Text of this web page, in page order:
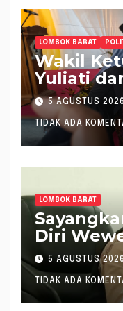
LOMBOK BARAT
Wakil
Yuliati
Golkar
Bantuan
5 AGUSTUS 2026
TIDAK ADA
LOMBOK BARAT
Diri
Lobar
Selama
5 AGUSTUS 2026
TIDAK ADA